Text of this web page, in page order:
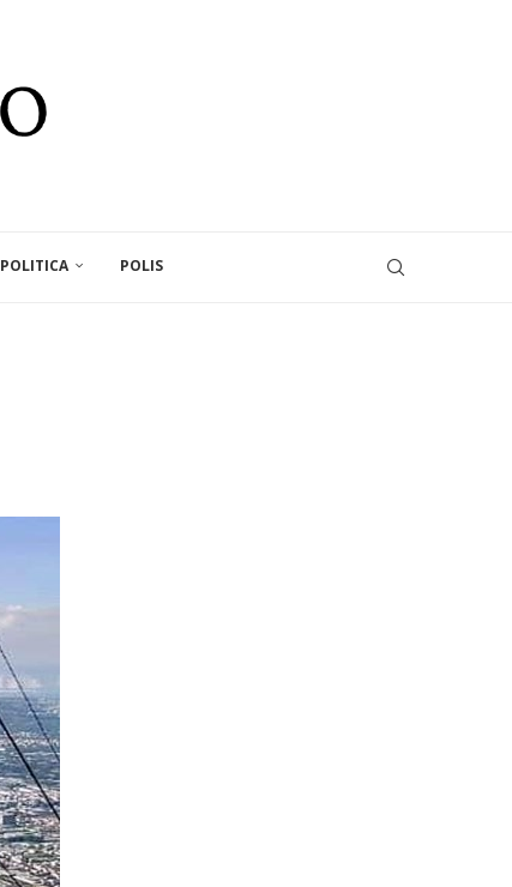
POLITICA POLIS